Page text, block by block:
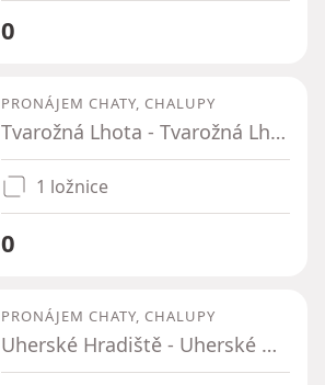
0
PRONÁJEM CHATY, CHALUPY
Tvarožná Lhota - Tvarožná Lhota, Jihomoravský kraj
1 ložnice
0
PRONÁJEM CHATY, CHALUPY
Uherské Hradiště - Uherské Hradiště, Zlínský kraj